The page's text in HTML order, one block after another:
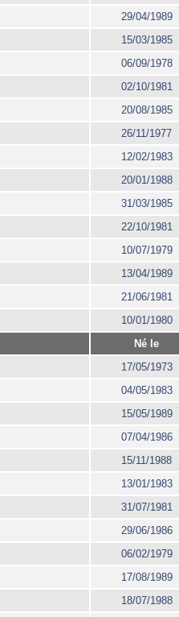
29/04/1989
15/03/1985
06/09/1978
02/10/1981
20/08/1985
26/11/1977
12/02/1983
20/01/1988
31/03/1985
22/10/1981
10/07/1979
13/04/1989
21/06/1981
10/01/1980
Né le
17/05/1973
04/05/1983
15/05/1989
07/04/1986
15/11/1988
13/01/1983
31/07/1981
29/06/1986
06/02/1979
17/08/1989
18/07/1988